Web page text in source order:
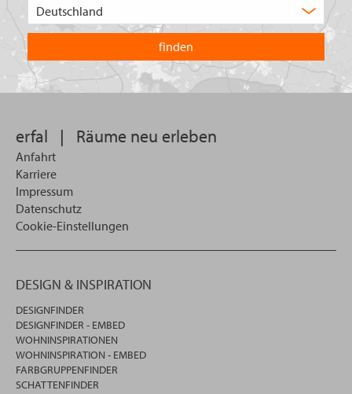
in
welchem
Land
Sie
suchen
erfal | Räume neu erleben
Anfahrt
Karriere
Impressum
Datenschutz
Cookie-Einstellungen
DESIGN & INSPIRATION
DESIGNFINDER
DESIGNFINDER - EMBED
WOHNINSPIRATIONEN
WOHNINSPIRATION - EMBED
FARBGRUPPENFINDER
SCHATTENFINDER